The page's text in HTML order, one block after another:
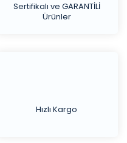
Sertifikalı ve GARANTİLİ
Ürünler
Hızlı Kargo